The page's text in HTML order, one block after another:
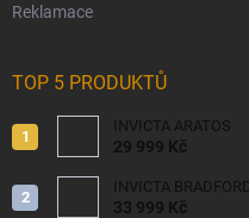
Reklamace
TOP 5 PRODUKTŮ
INVICTA ARATOS
29 999 Kč
INVICTA BRADFORD
33 999 Kč